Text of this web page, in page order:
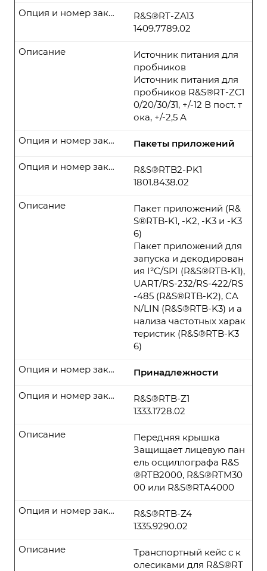
R&S®RT-ZA13
1409.7789.02
Опция и номер заказа
Источник питания для
пробников
Источник питания для
пробников R&S®RT-ZC1
0/20/30/31, +/-12 В пост. т
ока, +/-2,5 А
Описание
Пакеты приложений
Опция и номер заказа
R&S®RTB2-PK1
1801.8438.02
Опция и номер заказа
Пакет приложений (R&
S®RTB-K1, -K2, -K3 и -K3
6)
Пакет приложений для
запуска и декодирован
ия I²C/SPI (R&S®RTB-K1),
UART/RS-232/RS-422/RS
-485 (R&S®RTB-K2), CA
N/LIN (R&S®RTB-K3) и а
нализа частотных харак
теристик (R&S®RTB-K3
6)
Описание
Принадлежности
Опция и номер заказа
R&S®RTB-Z1
1333.1728.02
Опция и номер заказа
Передняя крышка
Защищает лицевую пан
ель осциллографа R&S
®RTB2000, R&S®RTM30
00 или R&S®RTA4000
Описание
R&S®RTB-Z4
1335.9290.02
Опция и номер заказа
Транспортный кейс с к
олесиками для R&S®RT
Описание